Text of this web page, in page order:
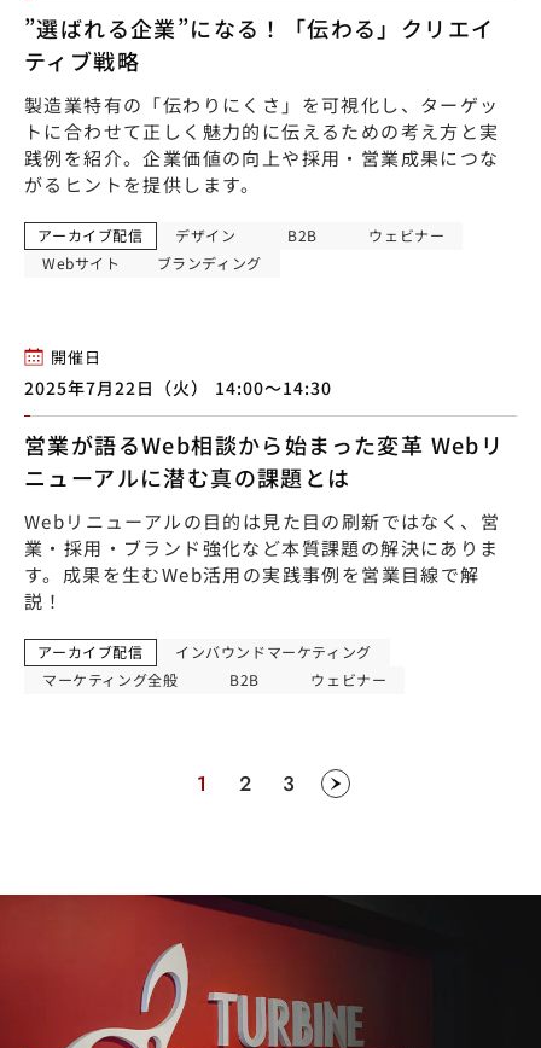
”選ばれる企業”になる！「伝わる」クリエイ
ティブ戦略
製造業特有の「伝わりにくさ」を可視化し、ターゲッ
トに合わせて正しく魅力的に伝えるための考え方と実
践例を紹介。企業価値の向上や採用・営業成果につな
がるヒントを提供します。
アーカイブ配信 デザイン B2B
ウェビナー
Webサイト
ブランディング
開催日
2025年7月22日（火） 14:00〜14:30
営業が語るWeb相談から始まった変革 Webリ
ニューアルに潜む真の課題とは
Webリニューアルの目的は見た目の刷新ではなく、営
業・採用・ブランド強化など本質課題の解決にありま
す。成果を生むWeb活用の実践事例を営業目線で解
説！
アーカイブ配信
インバウンドマーケティング
マーケティング全般
B2B ウェビナー
1 2 3